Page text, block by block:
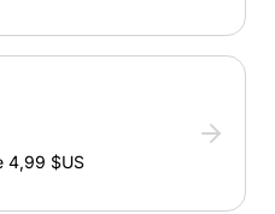
4,99 $US